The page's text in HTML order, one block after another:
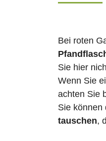
Bei roten
Sie hier
Wenn Sie
achten Sie
Sie können
tauschen,